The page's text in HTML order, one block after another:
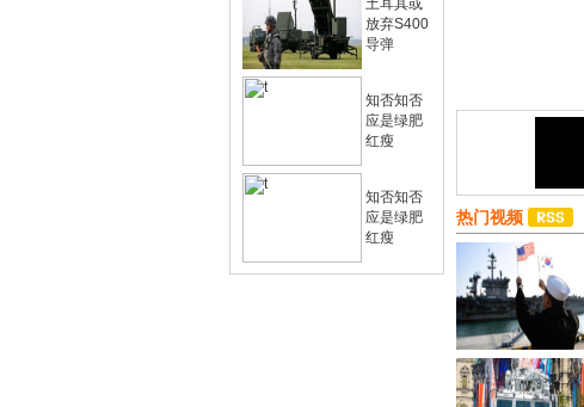
土耳其或
放弃S400
导弹
知否知否
应是绿肥
红瘦
知否知否
应是绿肥
红瘦
热门视频